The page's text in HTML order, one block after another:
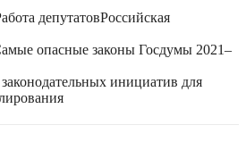
депутатовРоссийская
опасные законы Госдумы 2021–
инициатив для